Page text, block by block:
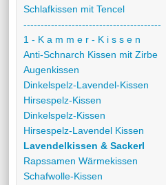
Schlafkissen mit Tencel
----------------------------------------
1 - K a m m e r - K i s s e n
Anti-Schnarch Kissen mit Zirbe
Augenkissen
Dinkelspelz-Lavendel-Kissen
Hirsespelz-Kissen
Dinkelspelz-Kissen
Hirsespelz-Lavendel Kissen
Lavendelkissen & Sackerl
Rapssamen Wärmekissen
Schafwolle-Kissen